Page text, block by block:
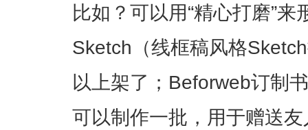
比如？可以用“精心打磨”
Sketch（线框稿风格
以上架了；Beforweb订制
可以制作一批，用于赠送